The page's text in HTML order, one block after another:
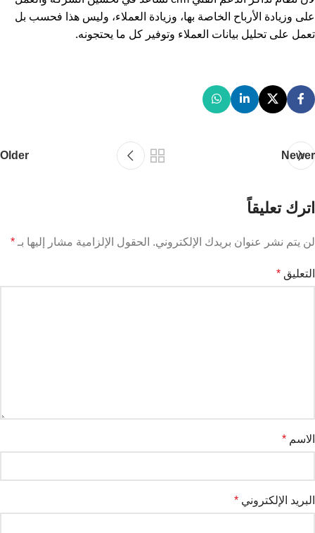
على وزيادة الأرباح الخاصة بها، وزيادة العملاء، وليس هذا فحسب بل
تعمل على تحليل بيانات العملاء وتوفير كل ما يحتجونه.
Newer
Older
اترك تعليقاً
لن يتم نشر عنوان بريدك الإلكتروني. الحقول الإلزامية مشار إليها بـ *
التعليق *
الاسم *
البريد الإلكتروني *